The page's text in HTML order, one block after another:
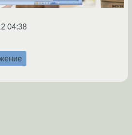
04:38